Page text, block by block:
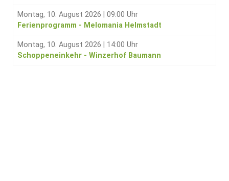
Montag, 10. August 2026
09:00 Uhr
Ferienprogramm - Melomania Helmstadt
Montag, 10. August 2026
14:00 Uhr
Schoppeneinkehr - Winzerhof Baumann